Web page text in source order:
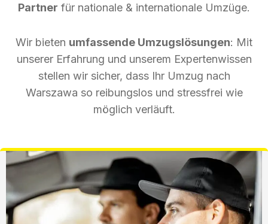
Partner für nationale & internationale Umzüge.
Wir bieten umfassende Umzugslösungen: Mit
unserer Erfahrung und unserem Expertenwissen
stellen wir sicher, dass Ihr Umzug nach
Warszawa so reibungslos und stressfrei wie
möglich verläuft.